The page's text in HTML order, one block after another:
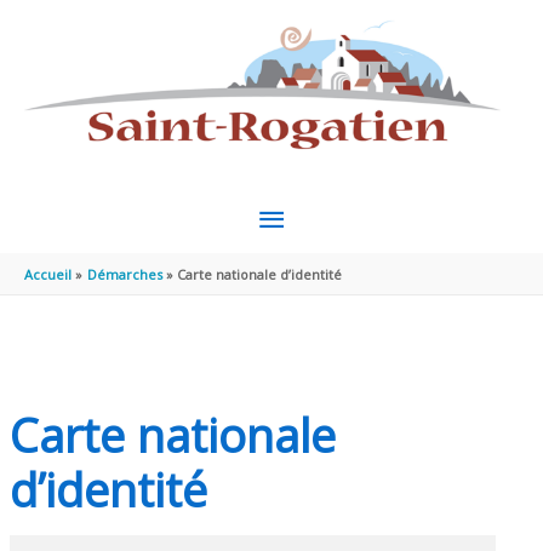
MENU
PRINCIPAL
Accueil Démarches Carte nationale d’identité
Carte nationale
d’identité